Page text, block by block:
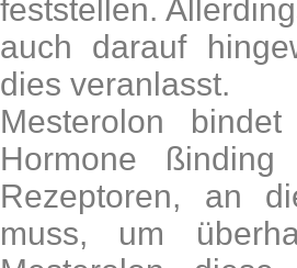
feststellen.
auch darauf
dies veranlasst.
Mesterolon
Hormone
Rezeptoren, an
muss, um